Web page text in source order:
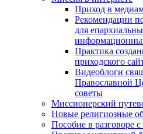
Приход в
Рекомендации
для
Практика
приходского
Видеоблоги
Православной
советы
Миссионерский
Новые религиозные
Пособие в разговоре с